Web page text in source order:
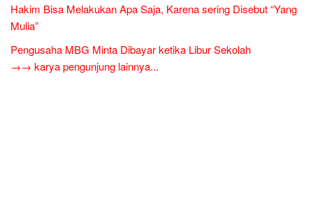
Hakim Bisa Melakukan Apa Saja, Karena sering Disebut “Yang
Mulia”
Pengusaha MBG Minta Dibayar ketika Libur Sekolah
→→ karya pengunjung lainnya...